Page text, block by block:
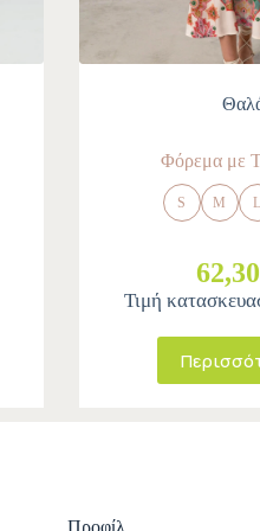
Φόρεμα με
S M L
Τιμή